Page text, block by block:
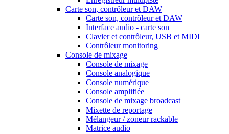
Carte son, contrôleur et DAW
Carte son, contrôleur et DAW
Interface audio - carte son
Clavier et contrôleur, USB et MIDI
Contrôleur monitoring
Console de mixage
Console de mixage
Console analogique
Console numérique
Console amplifiée
Console de mixage broadcast
Mixette de reportage
Mélangeur / zoneur rackable
Matrice audio